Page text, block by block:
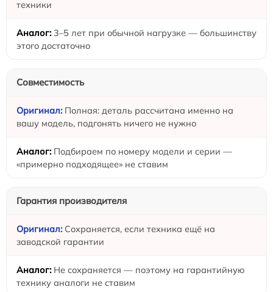
техники
3–5 лет при обычной нагрузке — большинству
этого достаточно
Совместимость
Полная: деталь рассчитана именно на
вашу модель, подгонять ничего не нужно
Подбираем по номеру модели и серии —
«примерно подходящее» не ставим
Гарантия производителя
Сохраняется, если техника ещё на
заводской гарантии
Не сохраняется — поэтому на гарантийную
технику аналоги не ставим